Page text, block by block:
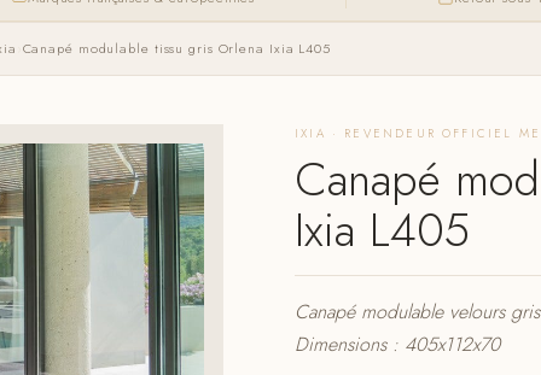
Canapé modulable tissu gris Orlena Ixia L405
IXIA · REVENDEUR OFFICIEL
Canapé
Ixia L405
Canapé modulable velours
Dimensions : 405x112x70